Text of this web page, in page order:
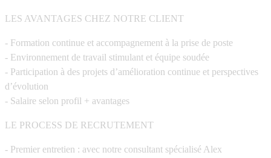
LES AVANTAGES CHEZ NOTRE CLIENT
- Formation continue et accompagnement à la prise de poste
- Environnement de travail stimulant et équipe soudée
- Participation à des projets d’amélioration continue et perspectives
d’évolution
- Salaire selon profil + avantages
LE PROCESS DE RECRUTEMENT
- Premier entretien : avec notre consultant spécialisé Alex